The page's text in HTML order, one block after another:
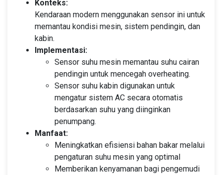
Konteks:
Kendaraan modern menggunakan sensor ini untuk
memantau kondisi mesin, sistem pendingin, dan
kabin.
Implementasi:
Sensor suhu mesin memantau suhu cairan
pendingin untuk mencegah overheating.
Sensor suhu kabin digunakan untuk
mengatur sistem AC secara otomatis
berdasarkan suhu yang diinginkan
penumpang.
Manfaat:
Meningkatkan efisiensi bahan bakar melalui
pengaturan suhu mesin yang optimal
Memberikan kenyamanan bagi pengemudi